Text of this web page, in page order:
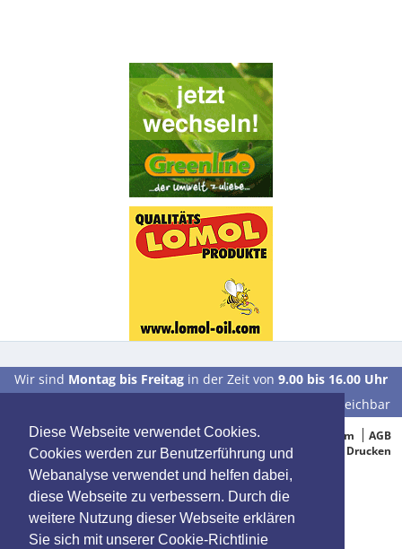
Diese Webseite verwendet Cookies.
Cookies werden zur Benutzerführung und
Webanalyse verwendet und helfen dabei,
diese Webseite zu verbessern. Durch die
weitere Nutzung dieser Webseite erklären
Sie sich mit unserer Cookie-Richtlinie
Wir sind Montag bis Freitag in der Zeit von 9.00 bis 16.00 Uhr
für Sie erreichbar
© 2005-2015 Oelbestellung.de Impressum
AGB
Datenschutz
Drucken